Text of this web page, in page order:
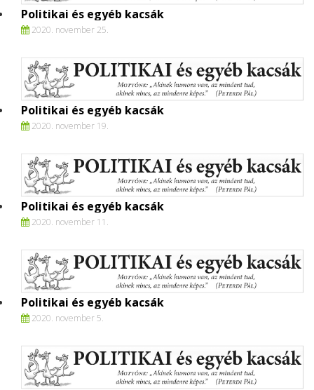
Politikai és egyéb kacsák
2020. november 25.
Politikai és egyéb kacsák
2020. november 19.
Politikai és egyéb kacsák
2020. november 11.
Politikai és egyéb kacsák
2020. november 5.